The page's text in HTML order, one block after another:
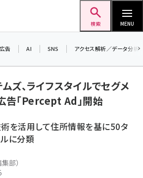
検索 MENU
告 AI SNS アクセス解析／データ分析
ズ、ライフスタイルでセグメ
告「Percept Ad」開始
術を活用して住所情報を基に50タ
に分類
部）
る